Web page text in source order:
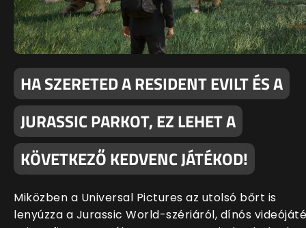
HA SZERETED A RESIDENT EVILT ÉS A
JURASSIC PARKOT, EZ LEHET A
KÖVETKEZŐ KEDVENC JÁTÉKOD!
Miközben a Universal Pictures az utolsó bőrt is
lenyúzza a Jurassic World-szériáról, dínós